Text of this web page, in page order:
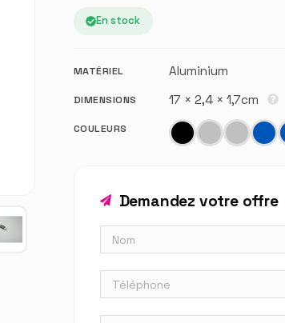
En stock
MATÉRIEL Aluminium
DIMENSIONS 17 × 2,4 × 1,7cm
COULEURS
Demandez votre offre